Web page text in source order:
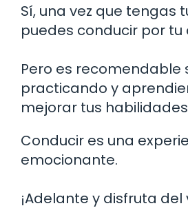
Sí, una vez que tengas
puedes conducir por tu
Pero es recomendable
practicando y
mejorar tus
Conducir es una
emocionante.
¡Adelante y disfruta del